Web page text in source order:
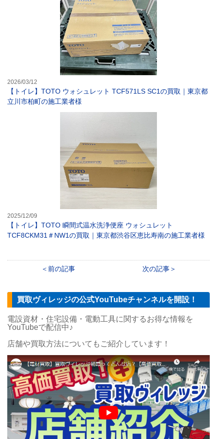
2026/03/12
【トイレ】TOTO ウォシュレット TCF571LS SC1の買取｜東京都
立川市柏町の施工業者様
2025/12/09
【トイレ】TOTO 瞬間式温水洗浄便座 ウォシュレット
TCF8CKM31＃NW1の買取｜東京都渋谷区恵比寿南の施工業者様
前の記事 次の記事
買取ヴィレッジの公式YouTubeチャンネルを開設！
電設資材・住宅設備・電動工具に関するお得な情報を
YouTubeで配信中♪
店舗や買取方法についてもご紹介しています！